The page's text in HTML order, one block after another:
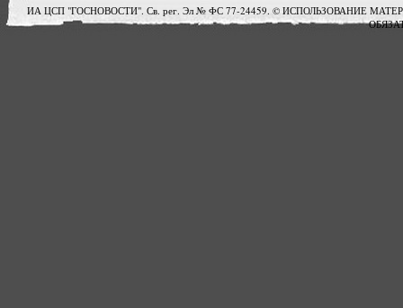
ИА ЦСП "ГОСНОВОСТИ". Св. рег. Эл № ФС 77-24459. © ИСПОЛЬЗОВАНИЕ